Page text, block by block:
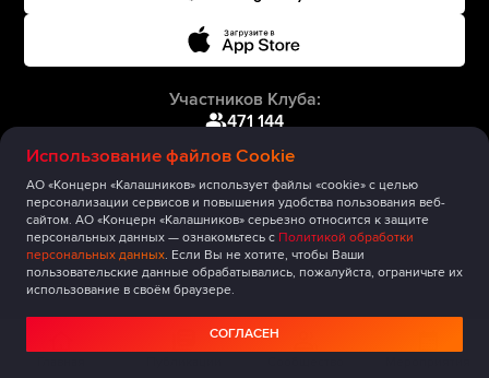
Использование файлов Cookie
АО «Концерн «Калашников» использует файлы «cookie» с целью
персонализации сервисов и повышения удобства пользования веб-
сайтом. АО «Концерн «Калашников» серьезно относится к защите
персональных данных — ознакомьтесь с Политикой обработки
персональных данных. Если Вы не хотите, чтобы Ваши
пользовательские данные обрабатывались, пожалуйста, ограничьте их
использование в своём браузере.
СОГЛАСЕН
Участников Клуба:
471 144